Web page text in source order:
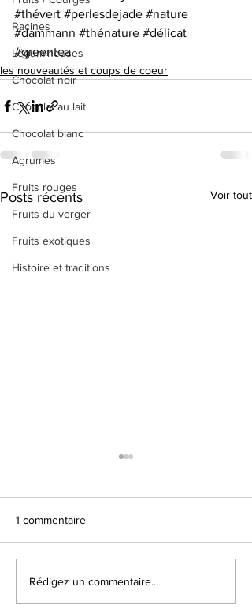
Racines
Légumineuses
Chocolat noir
Chocolat au lait
Chocolat blanc
Agrumes
Fruits rouges
Fruits du verger
Fruits exotiques
Histoire et traditions
#thévert #perlesdejade #nature
#dammann #thénature #délicat
#greentea
les nouveautés et coups de coeur
Posts récents Voir tout
😍 LES COUPS DE
COEUR DE L'ÉQUIPE 😍
1 commentaire
Rédigez un commentaire...